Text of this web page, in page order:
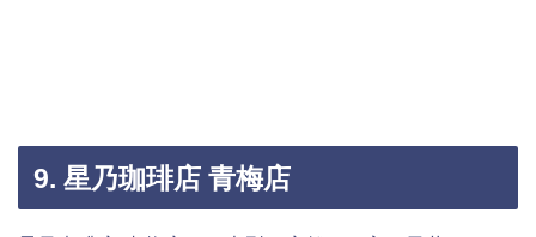
9. 星乃珈琲店 青梅店